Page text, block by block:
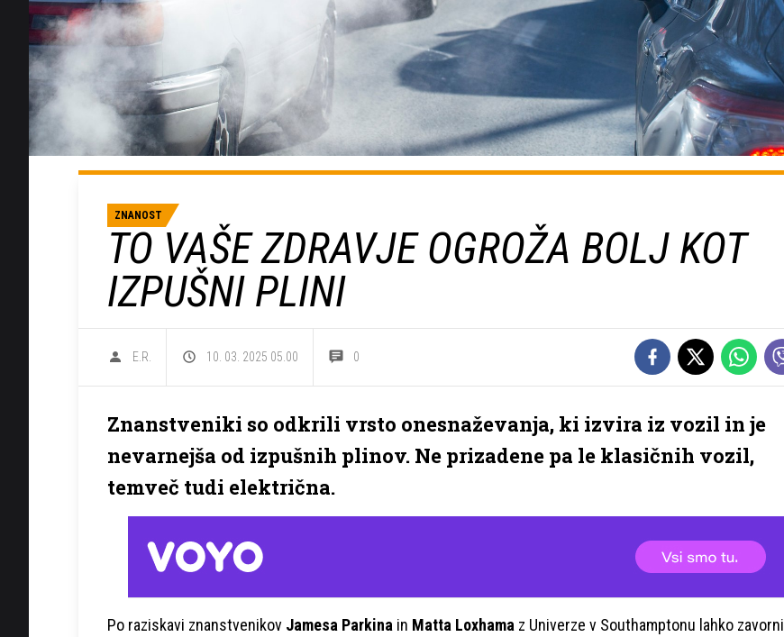
ZNANOST
TO VAŠE ZDRAVJE OGROŽA BOLJ KOT
IZPUŠNI PLINI
E.R. 10. 03. 2025 05.00 0
Znanstveniki so odkrili vrsto onesnaževanja, ki izvira iz vozil in je
nevarnejša od izpušnih plinov. Ne prizadene pa le klasičnih vozil,
temveč tudi električna.
Po raziskavi znanstvenikov Jamesa Parkina in Matta Loxhama z Univerze v Southamptonu lahko zavorni